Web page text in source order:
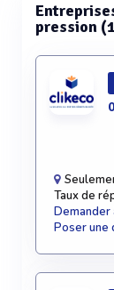
pression
Taux de
Poser une